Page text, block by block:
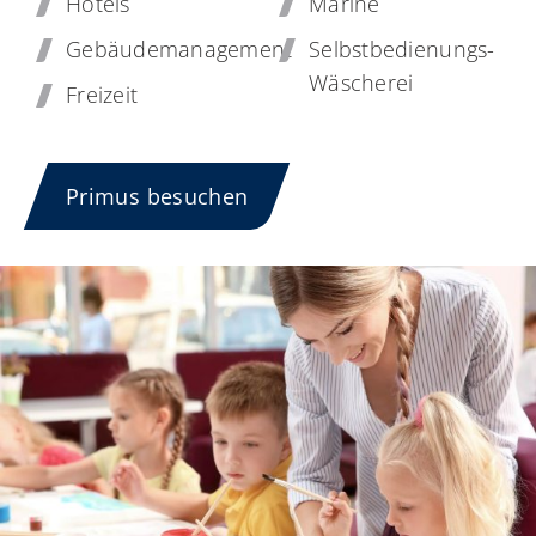
Gebäudemanagement
Freizeit
Selbstbedienungs-
Wäscherei
Primus besuchen